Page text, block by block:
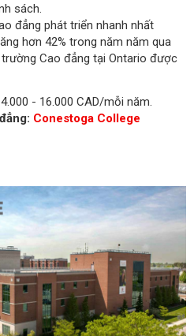
sách.
đẳng phát triển nhanh nhất
hơn 42% trong năm năm qua
Cao đẳng tại Ontario được
- 16.000 CAD/mỗi năm.
Conestoga College